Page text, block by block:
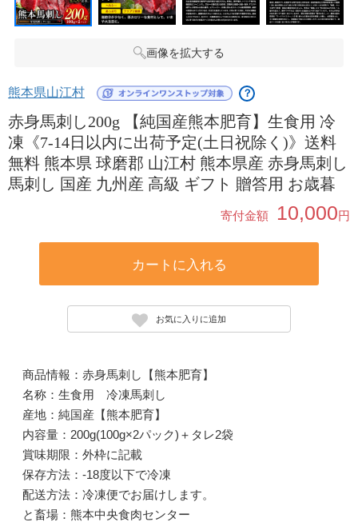
画像を拡大する
熊本県山江村 ？
赤身馬刺し200g 【純国産熊本肥育】生食用 冷
凍《7-14日以内に出荷予定(土日祝除く)》送料
無料 熊本県 球磨郡 山江村 熊本県産 赤身馬刺し
馬刺し 国産 九州産 高級 ギフト 贈答用 お歳暮
寄付金額 10,000円
カートに入れる
お気に入りに追加
商品情報：赤身馬刺し【熊本肥育】
名称：生食用 冷凍馬刺し
産地：純国産【熊本肥育】
内容量：200g(100g×2パック)＋タレ2袋
賞味期限：外枠に記載
保存方法：-18度以下で冷凍
配送方法：冷凍便でお届けします。
と畜場：熊本中央食肉センター